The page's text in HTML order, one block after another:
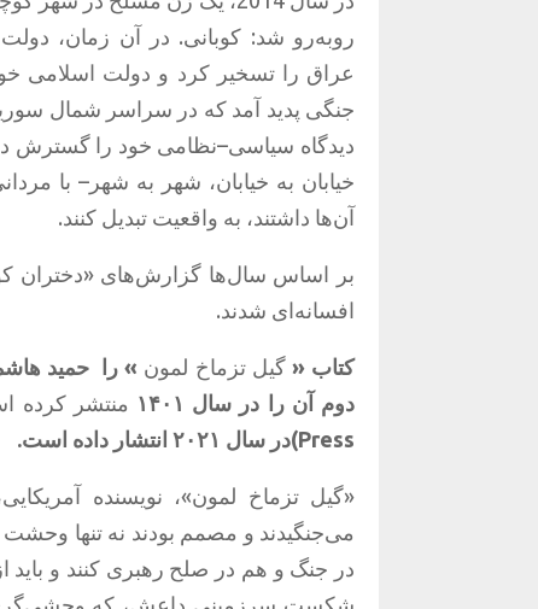
روبه‌رو شد: کوبانی. در آن زمان،
عراق را تسخیر کرد و دولت اسلامی
جنگی پدید آمد که در سراسر شمال
دیدگاه سیاسی–نظامی خود را گسترش
خیابان به خیابان، شهر به شهر‌ – با
آن‌ها داشتند، به واقعیت تبدیل کنند.
بر اساس سال‌ها گزارش‌های «دختران
افسانه‌ای شدند.
کتاب « گیل تزماخ لمون » را حمید
دوم آن را در سال ۱۴۰۱ منتشر کرده
Press) در سال ۲۰۲۱ انتشار داده است.
«گیل تزماخ لمون»، نویسنده
می‌جنگیدند و مصمم بودند نه تنها وحشت
در جنگ و هم در صلح رهبری کنند و
شکست سرزمینی داعش، که وحشی‌گری